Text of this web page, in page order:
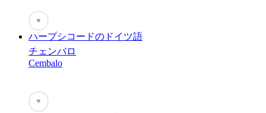
♥
ハープシコードのドイツ語
チェンバロ
Cembalo
♥